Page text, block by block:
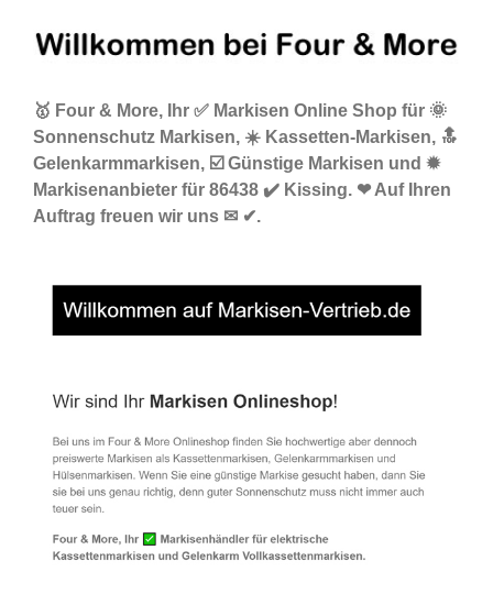
🥇 Four & More, Ihr ✅ Markisen Online Shop für 🌞
Sonnenschutz Markisen, ☀️ Kassetten-Markisen, 🔝
Gelenkarmmarkisen, ☑️ Günstige Markisen und ✹
Markisenanbieter für 86438 ✔️ Kissing. ❤ Auf Ihren
Auftrag freuen wir uns ✉ ✔.